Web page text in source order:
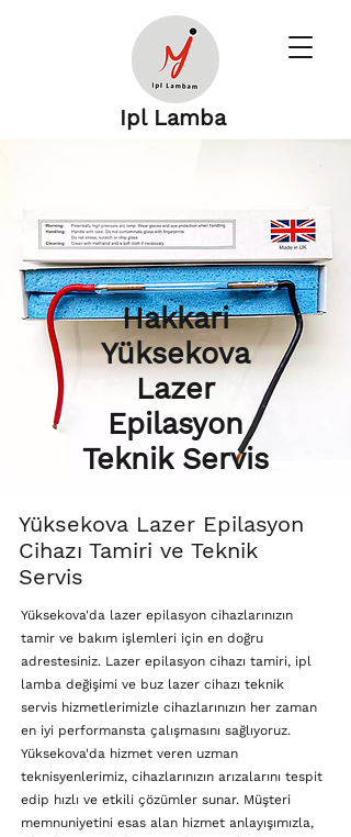
Ipl Lamba
Hakkari
Yüksekova
Lazer
Epilasyon
Teknik Servis
Yüksekova Lazer Epilasyon
Cihazı Tamiri ve Teknik
Servis
Yüksekova'da lazer epilasyon cihazlarınızın
tamir ve bakım işlemleri için en doğru
adrestesiniz. Lazer epilasyon cihazı tamiri, ipl
lamba değişimi ve buz lazer cihazı teknik
servis hizmetlerimizle cihazlarınızın her zaman
en iyi performansta çalışmasını sağlıyoruz.
Yüksekova'da hizmet veren uzman
teknisyenlerimiz, cihazlarınızın arızalarını tespit
edip hızlı ve etkili çözümler sunar. Müşteri
memnuniyetini esas alan hizmet anlayışımızla,